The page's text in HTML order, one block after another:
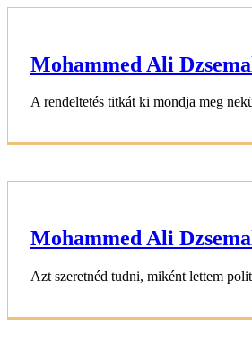
Mohammed Ali
A rendeltetés titkát ki mondja meg
Mohammed Ali
Azt szeretnéd tudni, miként lettem